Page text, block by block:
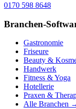
0170 598 8648
Branchen-
Gastronomie
Friseure
Beauty &
Handwerk
Fitness & Yoga
Hotellerie
Praxen &
Alle Branchen